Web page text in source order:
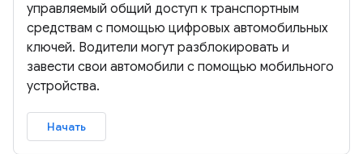
управляемый общий доступ к транспортным
средствам с помощью цифровых автомобильных
ключей. Водители могут разблокировать и
завести свои автомобили с помощью мобильного
устройства.
Начать